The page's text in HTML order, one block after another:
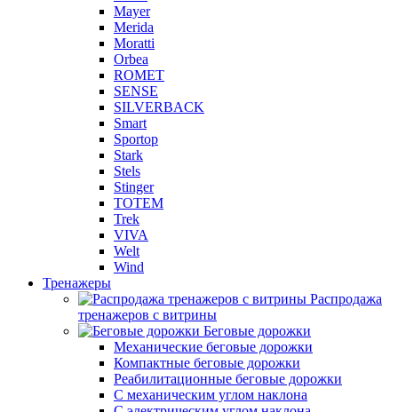
Mayer
Merida
Moratti
Orbea
ROMET
SENSE
SILVERBACK
Smart
Sportop
Stark
Stels
Stinger
TOTEM
Trek
VIVA
Welt
Wind
Тренажеры
Распродажа
тренажеров с витрины
Беговые дорожки
Механические беговые дорожки
Компактные беговые дорожки
Реабилитационные беговые дорожки
С механическим углом наклона